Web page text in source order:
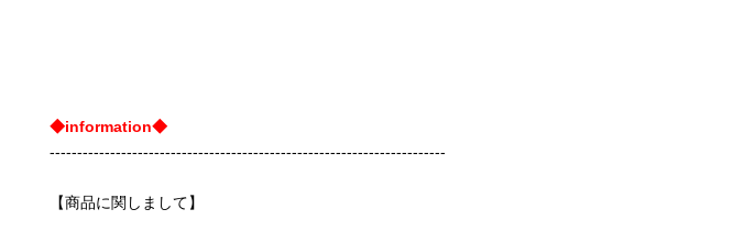
◆information◆
------------------------------------------------------------------------
【商品に関しまして】